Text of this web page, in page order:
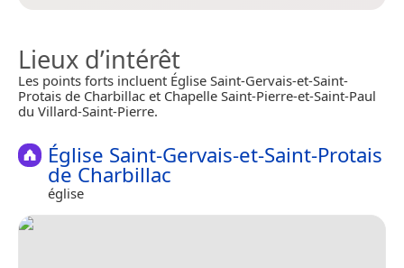
Lieux d’intérêt
Les points forts incluent Église Saint-Gervais-et-Saint-
Protais de Charbillac et Chapelle Saint-Pierre-et-Saint-Paul
du Villard-Saint-Pierre.
Église Saint-Gervais-et-Saint-Protais
de Charbillac
église